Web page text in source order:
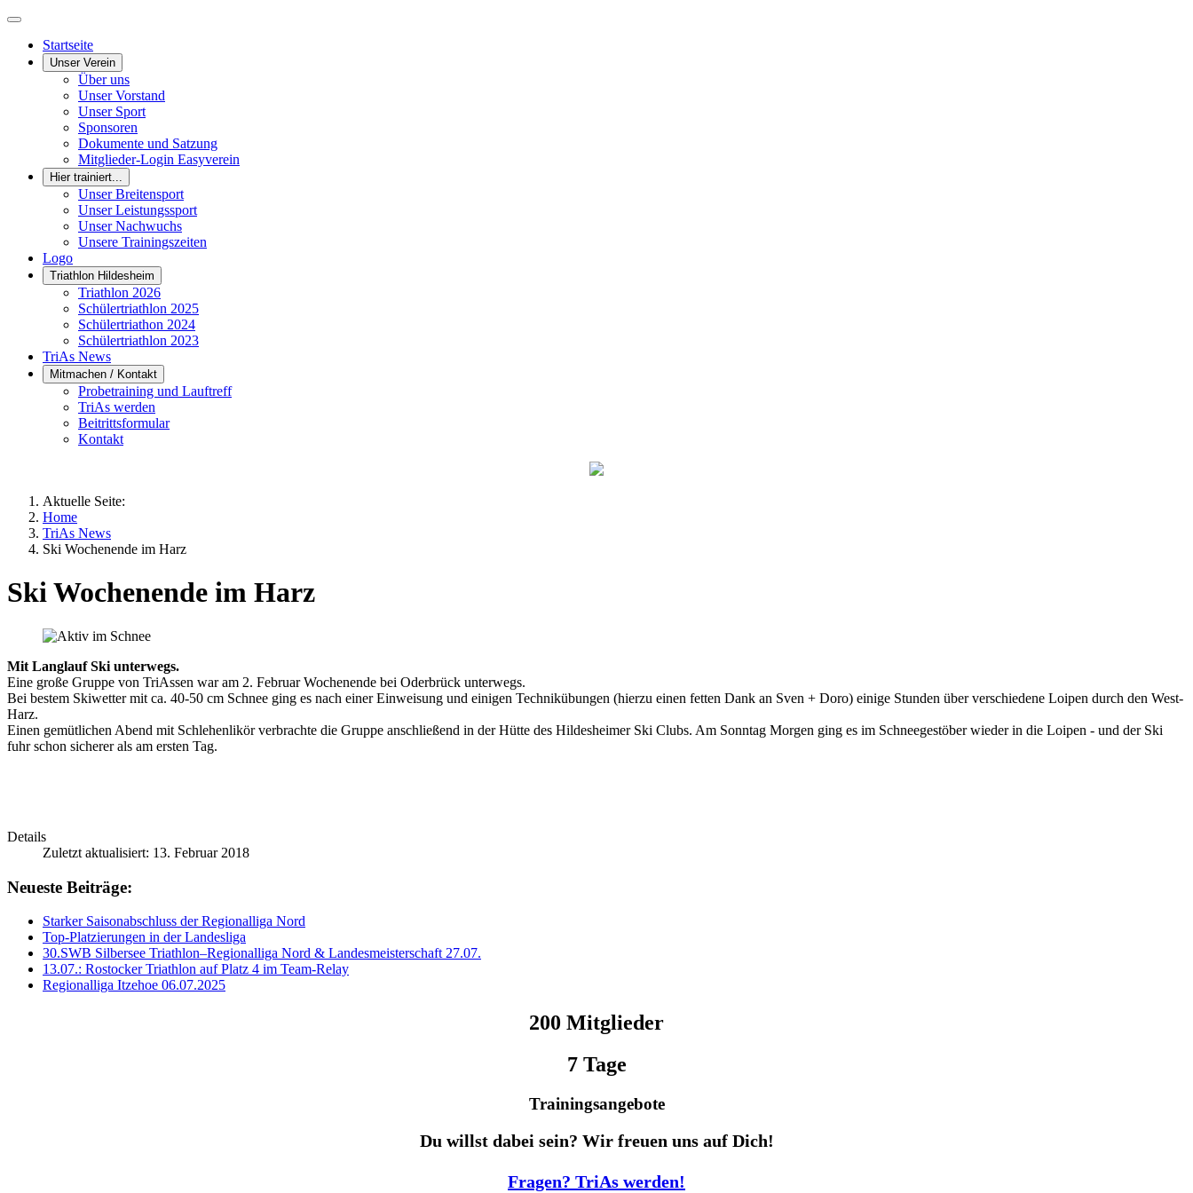
Startseite
Unser Verein
Über uns
Unser Vorstand
Unser Sport
Sponsoren
Dokumente und Satzung
Mitglieder-Login Easyverein
Hier trainiert...
Unser Breitensport
Unser Leistungssport
Unser Nachwuchs
Unsere Trainingszeiten
Logo
Triathlon Hildesheim
Triathlon 2026
Schülertriathlon 2025
Schülertriathon 2024
Schülertriathlon 2023
TriAs News
Mitmachen / Kontakt
Probetraining und Lauftreff
TriAs werden
Beitrittsformular
Kontakt
Aktuelle Seite:
Home
TriAs News
Ski Wochenende im Harz
Ski Wochenende im Harz
Mit Langlauf Ski unterwegs.
Eine große Gruppe von TriAssen war am 2. Februar Wochenende bei Oderbrück unterwegs.
Bei bestem Skiwetter mit ca. 40-50 cm Schnee ging es nach einer Einweisung und einigen Technikübungen (hierzu einen fetten Dank an Sven + Doro) einige Stunden über verschiedene Loipen durch den West-
Harz.
Einen gemütlichen Abend mit Schlehenlikör verbrachte die Gruppe anschließend in der Hütte des Hildesheimer Ski Clubs. Am Sonntag Morgen ging es im Schneegestöber wieder in die Loipen - und der Ski
fuhr schon sicherer als am ersten Tag.
Details
Zuletzt aktualisiert: 13. Februar 2018
Neueste Beiträge:
Starker Saisonabschluss der Regionalliga Nord
Top-Platzierungen in der Landesliga
30.‍SWB‍ Silbersee‍ Triathlon‍–‍Regionalliga‍ Nord‍ &‍ Landesmeisterschaft 27.07.
13.07.: Rostocker Triathlon auf Platz 4 im Team-Relay
Regionalliga Itzehoe 06.07.2025
200 Mitglieder
7 Tage
Trainingsangebote
Du willst dabei sein? Wir freuen uns auf Dich!
Fragen? TriAs werden!